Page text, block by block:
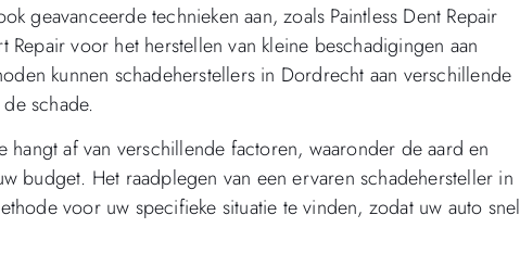
geavanceerde technieken aan, zoals Paintless Dent Repair
Repair voor het herstellen van kleine beschadigingen aan
kunnen schadeherstellers in Dordrecht aan verschillende
schade.
hangt af van verschillende factoren, waaronder de aard en
budget. Het raadplegen van een ervaren schadehersteller in
voor uw specifieke situatie te vinden, zodat uw auto snel